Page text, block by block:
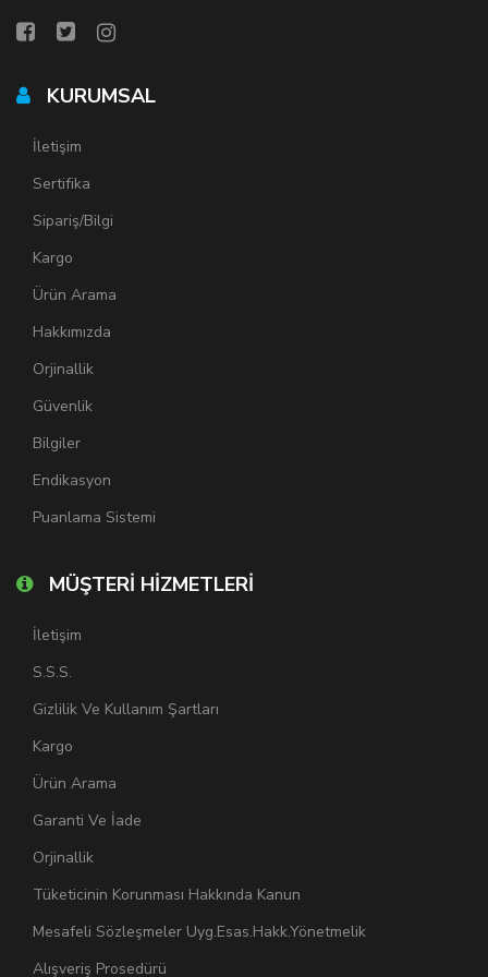
KURUMSAL
İletişim
Sertifika
Sipariş/Bilgi
Kargo
Ürün Arama
Hakkımızda
Orjinallik
Güvenlik
Bilgiler
Endikasyon
Puanlama Sistemi
MÜŞTERİ HİZMETLERİ
İletişim
S.S.S.
Gizlilik Ve Kullanım Şartları
Kargo
Ürün Arama
Garanti Ve İade
Orjinallik
Tüketicinin Korunması Hakkında Kanun
Mesafeli Sözleşmeler Uyg.Esas.Hakk.Yönetmelik
Alışveriş Prosedürü